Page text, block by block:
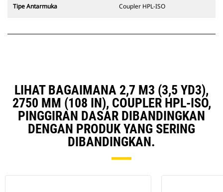
Tipe Antarmuka Coupler HPL-ISO
LIHAT BAGAIMANA 2,7 M3 (3,5 YD3),
2750 MM (108 IN), COUPLER HPL-ISO,
PINGGIRAN DASAR DIBANDINGKAN
DENGAN PRODUK YANG SERING
DIBANDINGKAN.